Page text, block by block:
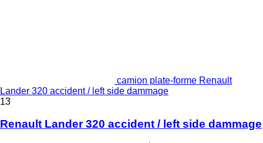
camion plate-forme Renault
Lander 320 accident / left side dammage
13
Renault Lander 320 accident / left side dammage